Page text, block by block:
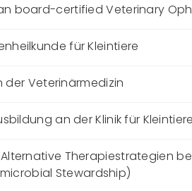
board-certified Veterinary
für Kleintiere
der Veterinärmedizin
an der Klinik für
Alternative Therapiestrategien
Stewardship)